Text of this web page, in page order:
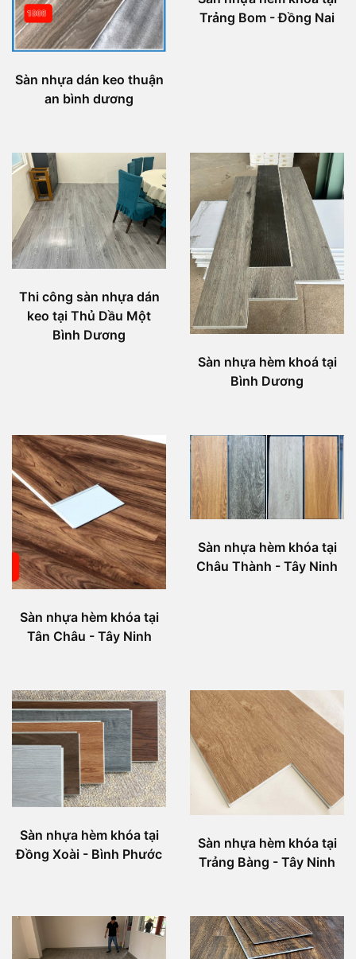
Sàn nhựa dán keo thuận
an bình dương
Trảng Bom - Đồng Nai
Thi công sàn nhựa dán
keo tại Thủ Dầu Một
Bình Dương
Sàn nhựa hèm khoá tại
Bình Dương
Sàn nhựa hèm khóa tại
Tân Châu - Tây Ninh
Sàn nhựa hèm khóa tại
Châu Thành - Tây Ninh
Sàn nhựa hèm khóa tại
Đồng Xoài - Bình Phước
Sàn nhựa hèm khóa tại
Trảng Bàng - Tây Ninh